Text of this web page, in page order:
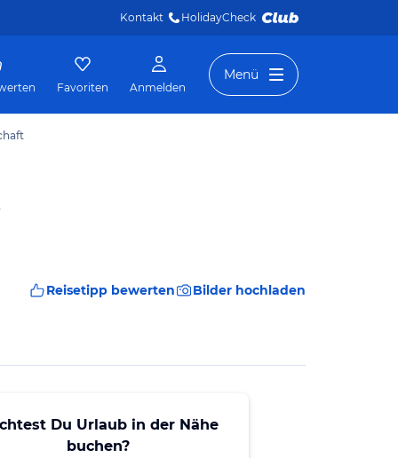
Kontakt HolidayCheck
Favoriten Anmelden
Menü
Reisetipp bewerten Bilder hochladen
Du Urlaub in der Nähe
buchen?